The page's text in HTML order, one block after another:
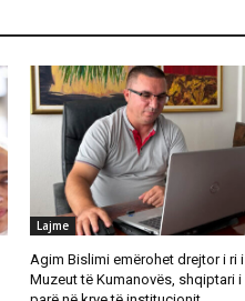
Lajme
Agim Bislimi emërohet drejtor i ri i
Muzeut të Kumanovës, shqiptari i